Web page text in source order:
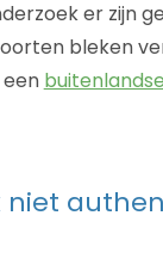
er zijn
bleken
niet